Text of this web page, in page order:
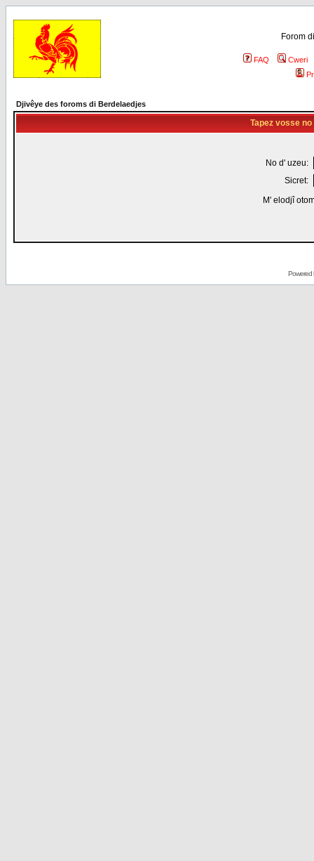
Forom
FAQ
Cweri
Djivêye des foroms di Berdelaedjes
Tapez vosse
No d' uzeu:
Sicret:
M' elodjî
Powered